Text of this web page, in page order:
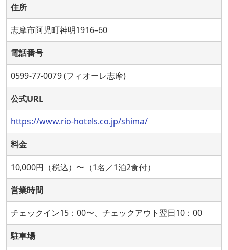
住所
志摩市阿児町神明1916–60
電話番号
0599-77-0079 (フィオーレ志摩)
公式URL
https://www.rio-hotels.co.jp/shima/
料金
10,000円（税込）〜（1名／1泊2食付）
営業時間
チェックイン15：00〜、チェックアウト翌日10：00
駐車場